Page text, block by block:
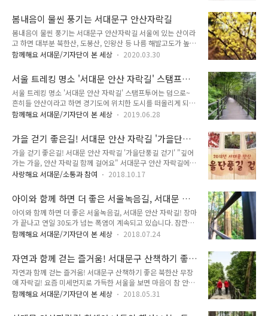
면 목재로 된 계단이 시작되면서 안산자락길 연결등산로가 시작
됩니다. 연결등산로는 길이 400m, 폭 1.5m로 목제 덱(..
의 화가 모네의 그림은 많은 사람들이 좋아하지요. 모네의 연작
인 수련과 건초더미, 포플러나무.... 그 그림들은 오랜 시간이 지
나도 사랑받는 그림인데 허나영 작가의 조곤거리는 이야기와 함
께 읽고 보면서 느꼈던 시간이 더없이 귀하게 느껴집니다. 화가
의 발자취를 따라가 보면서 시대적 상황을 이해하고, 세상을 어
면서 책을 다 읽고 표지그림의 색채 속에서 한참을 머물렀습니
다. 모네를 이 세상에 있게 한 여..
봄내음이 물씬 풍기는 서대문구 안산자락길
봄내음이 물씬 풍기는 서대문구 안산자락길 서울에 있는 산이라
고 하면 대부분 북한산, 도봉산, 인왕산 등 나름 해발고도가 높은
산들을 많이 떠올리게 됩니다. 등산난이도도 상당합니다. 이와
하기 편하고, 힐링하면 편하게 산책할 수 있는 '안산 자락길'이
있습니다. 안산 자락길을 통해 산책을 하고자 독립문역으로 갔습
니다. 길거리 풍경은 이제 봄내음이 물씬 풍겨나고 있었습니다.
곳곳에서 피어난 꽃봉우리가 봄을 알리고 있었어요. 사실 이맘때
쯤이면 남쪽지방에선 벚꽃이 피기 시작하고 축제관련 소식이 들
는 거의 다 취소되는 상황입니다. 3호선 독립문역으로 나와 독립
공원을 지나면 안산자락길로 진입할 수..
함께해요 서대문/기자단이 본 세상 2020.03.30
서울 트레킹 명소 '서대문 안산 자락길' 스탬프투
어는 덤으로~
서울 트레킹 명소 '서대문 안산 자락길' 스탬프투어는 덤으로~
흔히들 안산이라고 하면 경기도에 위치한 도시를 떠올리게 되는
데요. 이번에 소개할 곳은 서울 도심, 서대문구에 위치한 힐링의
낮은 산입니다. 서울 도심에 위치한 산인데요. 조선건국 초기 도
성을 정할 때, 그 터로 거론될 정도로 풍수지리학적으로도 우수
한 명산이라고 합니다. 그리고 이 산을 둘러싸고 있는 안산 자락
길은 길이만 약 7㎞에 달합니다. 성인 남성 기준으로 이 자락길
을 모두 둘러보는데 약 2시간 정도 소요된다고 하네요. 요즘 많
성맞춤인 곳 같습니다! 안산 자락길은 노인, 유아, 어린이, 임산
부, 장애인 등 보행 ..
함께해요 서대문/기자단이 본 세상 2019.06.28
가을 걷기 좋은길! 서대문 안산 자락길 '가을단풍
길 걷기'
가을 걷기 좋은길! 서대문 안산 자락길 '가을단풍길 걷기' "깊어
가는 가을, 안산 자락길 함께 걸어요" 서대문구 안산 자락길에서
'2018 가을 단풍길 걷기' 행사가 열립니다. 서대문 안산은 해발
왕산, 북한산 등의 장관을 한 눈에 조망할 수 있는 산이기도 하고
요. 특히 걷기 코스인 '안산 자락길'은 계단을 없애고, 경사도를
낮춰 장애인, 어르신, 유아, 임산부 등 보행약자도 쉽게 걸을 수
있도록 조성한 무장애 순환형 숲길입니다. TONG지기와 함께 자
세히 알아볼까요~^^ 2018년 서대문 안산 가을단풍길 걷기 ●
안산벚꽃마당(서대문구청 뒤편) ● 내 용 - 문화..
사랑해요 서대문/소통과 참여 2018.10.17
아이와 함께 하면 더 좋은 서울녹음길, 서대문 안
산 자락길!
아이와 함께 하면 더 좋은 서울녹음길, 서대문 안산 자락길! 장마
가 끝나고 연일 30도가 넘는 폭염이 계속되고 있습니다. 잠깐만
나가 있어도 땀이 주룩주룩 흐르는 더운 여름이 계속되고 있습니
걱정이 앞서는데요. 그래서 오늘 추천하는 곳은, 바로 아이와 함
께 할 수 있는 서대문 안산 자락길입니다. 안산 자락길은 서대문
구에 위치해 있고 도심에서 자연을 느낄 수 있어서 너무 좋아요.
자락길은 안산을 끼고 둘레로 한바퀴 도는 코스로 약 7㎞정도 되
는 거리입니다. 살짝 길수도 있는 거리지만 중간중간 내려올 수
한 여러 곳에 위치해 있어 출발하기 편한 곳에서 올라가시면 됩
함께해요 서대문/기자단이 본 세상 2018.07.24
자연과 함께 걷는 즐거움! 서대문구 산책하기 좋
은 북한산 무장애 자락길!
자연과 함께 걷는 즐거움! 서대문구 산책하기 좋은 북한산 무장
애 자락길! 요즘 미세먼지로 가득한 서울을 보면 마음이 참 안타
까우면서도 푸른 하늘 보기가 매우 힘이 드는 것 같아 아쉬운 마
가 있으며, 푸릇푸릇 돋아나는 이름 모를 풀들과 야생화 등도 참
함께해요 서대문/기자단이 본 세상 2018.05.31